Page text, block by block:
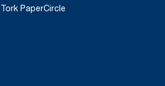
Tork PaperCircle